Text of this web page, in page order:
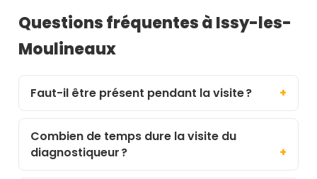
Questions fréquentes à Issy-les-
Moulineaux
Faut-il être présent pendant la visite ?
Combien de temps dure la visite du
diagnostiqueur ?